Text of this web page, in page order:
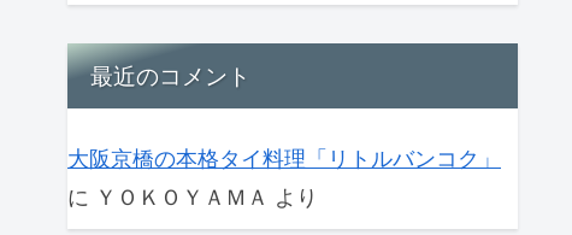
最近のコメント
大阪京橋の本格タイ料理「リトルバンコク」
に ＹＯＫＯＹＡＭＡ より